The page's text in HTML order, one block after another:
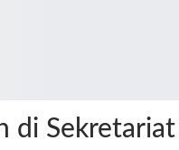
di Sekretariat